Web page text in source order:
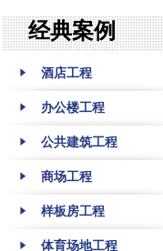
经典案例
酒店工程
办公楼工程
公共建筑工程
商场工程
样板房工程
体育场地工程